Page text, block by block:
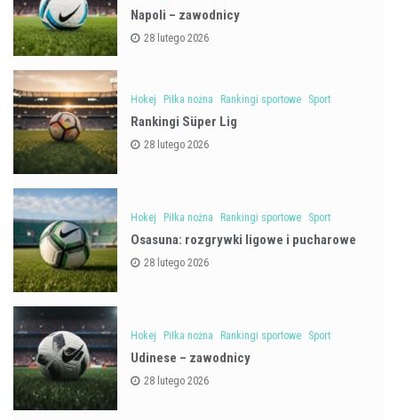
Napoli – zawodnicy
28 lutego 2026
Hokej Piłka nożna Rankingi sportowe Sport
Rankingi Süper Lig
28 lutego 2026
Hokej Piłka nożna Rankingi sportowe Sport
Osasuna: rozgrywki ligowe i pucharowe
28 lutego 2026
Hokej Piłka nożna Rankingi sportowe Sport
Udinese – zawodnicy
28 lutego 2026